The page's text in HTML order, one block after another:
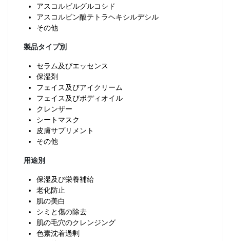
アスコルビルグルコシド
アスコルビン酸テトラヘキシルデシル
その他
製品タイプ別
セラム及びエッセンス
保湿剤
フェイス及びアイクリーム
フェイス及びボディオイル
クレンザー
シートマスク
皮膚サプリメント
その他
用途別
保湿及び栄養補給
老化防止
肌の美白
シミと傷の除去
肌の毛穴のクレンジング
色素沈着過剰